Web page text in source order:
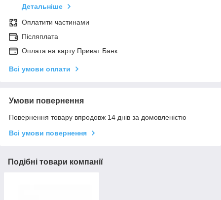
Детальніше
Оплатити частинами
Післяплата
Оплата на карту Приват Банк
Всі умови оплати
Умови повернення
Повернення товару впродовж 14 днів за домовленістю
Всі умови повернення
Подібні товари компанії